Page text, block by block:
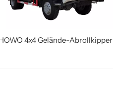
4x4 Gelände-Abrollkipper